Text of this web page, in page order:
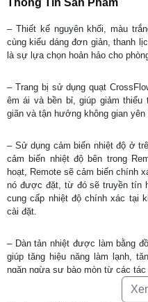
– Thiết kế nguyên khối, màu
cùng kiểu dáng đơn giản, thanh
là sự lựa chọn hoản hảo cho
– Trang bị sử dụng quạt
êm ái và bền bỉ, giúp giảm
giãn và tận hưởng không gian yên
– Sử dụng cảm biến nhiệt độ ở
cảm biến nhiệt độ bên trong
hoạt, Remote sẽ cảm biến chính
nó được đặt, từ đó sẽ truyền tín
cung cấp nhiệt độ chính xác tại
cài đặt.
– Dàn tản nhiệt được làm bằng
giúp tăng hiệu năng làm lạnh,
ngăn ngừa sự bào mòn từ các tác